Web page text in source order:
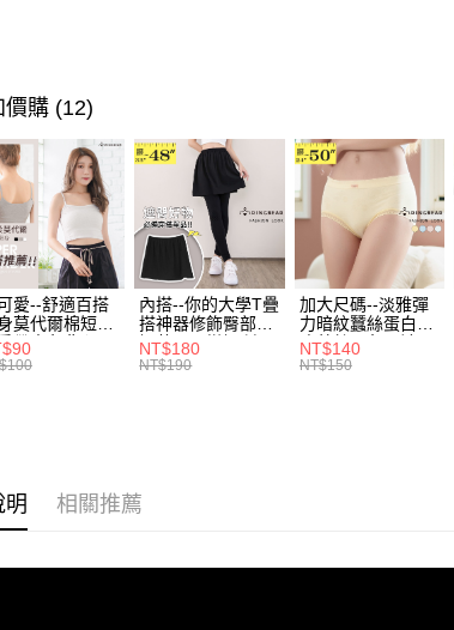
價購 (12)
愛--舒適百搭
莫代爾棉短版
帶素色背心
黑.灰L-2L)-
內搭--你的大學T疊
搭神器修飾臀部下
擺萬用內搭裙/遮臀
裙(黑2L-6L)-Q155
NT$180
NT$190
加大尺碼--淡雅彈
力暗紋蠶絲蛋白無
痕蕾絲三角內褲
(白.粉.藍.黃XL-
NT$140
NT$150
明 相關推薦